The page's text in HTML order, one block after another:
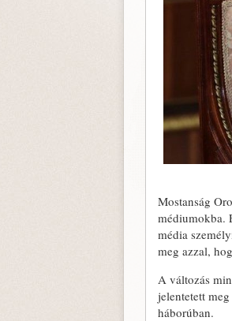
Mostanság
médiumokba.
média
meg azzal,
A változás
jelentetett
háborúban.